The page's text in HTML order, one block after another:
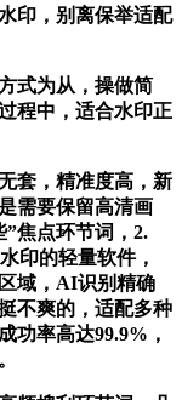
印，别离保举适配
式为从，操做简
程中，适合水印正
套，精准度高，新
需要保留高清画
焦点环节词，2.
印的轻量软件，
域，AI识别精确
不爽的，适配多种
功率高达99.9%，